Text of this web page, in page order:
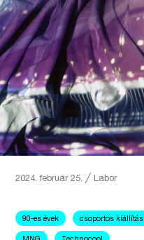
2024. február 25.╱ Labor
90-es évek csoportos kiállítás